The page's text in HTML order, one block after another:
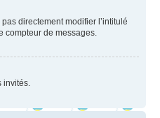
directement modifier l’intitulé
compteur de messages.